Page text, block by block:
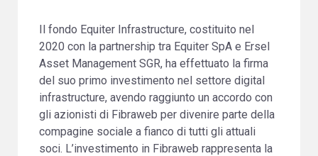
Il fondo Equiter Infrastructure, costituito nel
2020 con la partnership tra Equiter SpA e Ersel
Asset Management SGR, ha effettuato la firma
del suo primo investimento nel settore digital
infrastructure, avendo raggiunto un accordo con
gli azionisti di Fibraweb per divenire parte della
compagine sociale a fianco di tutti gli attuali
soci. L’investimento in Fibraweb rappresenta la